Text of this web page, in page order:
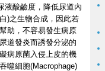
液酸鹼度，降低尿道內
)之生物合成，因此若
助，不容易發生病原
道發炎而誘發分泌的
病原菌入侵上皮的機
噬細胞(Macrophage)